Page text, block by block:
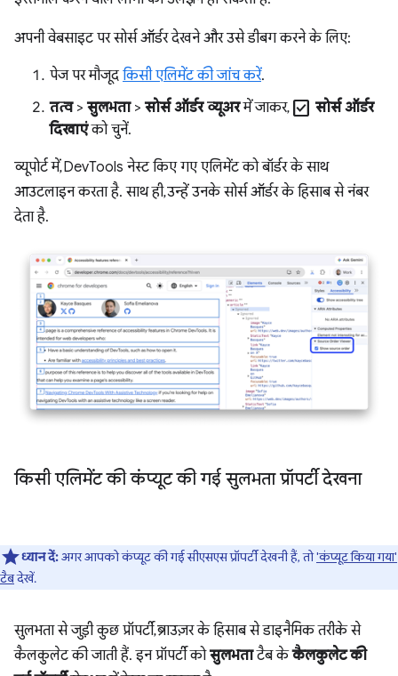
अपनी वेबसाइट पर सोर्स ऑर्डर देखने और उसे डीबग करने के लिए:
पेज पर मौजूद किसी एलिमेंट की जांच करें.
तत्व> सुलभता> सोर्स ऑर्डर व्यूअरमें जाकर, check_box सोर्स ऑर्डर
दिखाएंको चुनें.
व्यूपोर्ट में, DevTools नेस्ट किए गए एलिमेंट को बॉर्डर के साथ
आउटलाइन करता है. साथ ही, उन्हें उनके सोर्स ऑर्डर के हिसाब से नंबर
देता है.
किसी एलिमेंट की कंप्यूट की गई सुलभता प्रॉपर्टी देखना
ध्यान दें:अगर आपको कंप्यूट की गई सीएसएस प्रॉपर्टी देखनी हैं, तो'कंप्यूट किया गया'
टैबदेखें.
सुलभता से जुड़ी कुछ प्रॉपर्टी, ब्राउज़र के हिसाब से डाइनैमिक तरीके से
कैलकुलेट की जाती हैं. इन प्रॉपर्टी कोसुलभताटैब केकैलकुलेट की